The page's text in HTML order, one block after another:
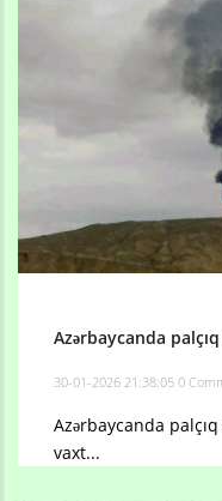
Azərbaycanda
30-01-2026 21:38:05 0
Azərbaycanda
vaxt...